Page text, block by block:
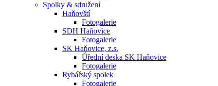
Spolky & sdružení
Haňovští
Fotogalerie
SDH Haňovice
Fotogalerie
SK Haňovice, z.s.
Úřední deska SK Haňovice
Fotogalerie
Rybářský spolek
Fotogalerie